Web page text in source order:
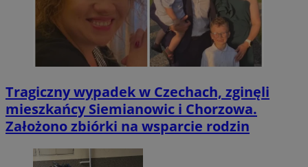
Tragiczny wypadek w Czechach, zginęli
mieszkańcy Siemianowic i Chorzowa.
Założono zbiórki na wsparcie rodzin